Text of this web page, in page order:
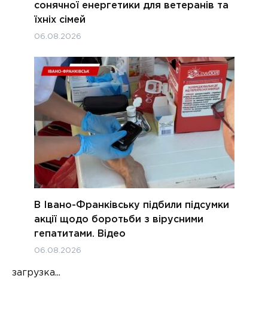
сонячної енергетики для ветеранів та
їхніх сімей
06.08.2026
В Івано-Франківську підбили підсумки
акції щодо боротьби з вірусними
гепатитами. Відео
06.08.2026
загрузка...